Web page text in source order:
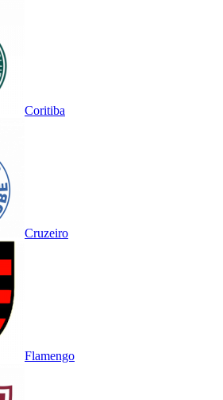
Coritiba
Cruzeiro
Flamengo